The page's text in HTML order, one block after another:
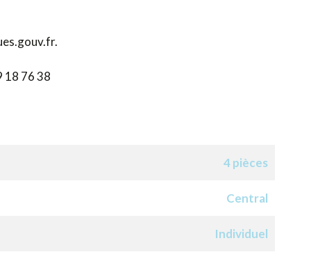
18 76 38
4 pièces
Central
Individuel